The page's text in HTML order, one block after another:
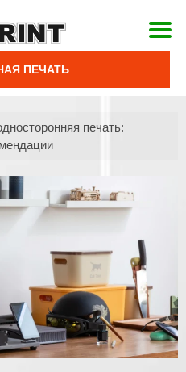
ПЕЧАТЬ
печать: